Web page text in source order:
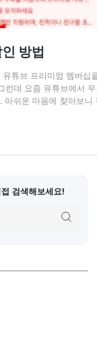
검색해보세요!